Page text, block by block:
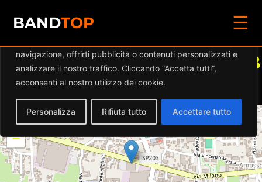
Diamo valore alla tua privacy
navigazione, offrirti pubblicità o contenuti personalizzati e
analizzare il nostro traffico. Cliccando “Accetta tutti”,
acconsenti al nostro utilizzo dei cookie.
Personalizza Rifiuta tutto Accettare tutto
BANDTOP
☰
Eventi aAUSTRALIAN PUB
NED KELLY
+
−